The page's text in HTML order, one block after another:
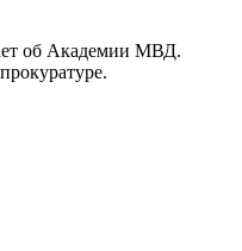
об Академии МВД.